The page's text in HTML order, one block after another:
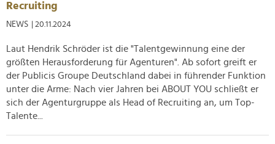
Recruiting
NEWS | 20.11.2024
Laut Hendrik Schröder ist die "Talentgewinnung eine der
größten Herausforderung für Agenturen". Ab sofort greift er
der Publicis Groupe Deutschland dabei in führender Funktion
unter die Arme: Nach vier Jahren bei ABOUT YOU schließt er
sich der Agenturgruppe als Head of Recruiting an, um Top-
Talente...